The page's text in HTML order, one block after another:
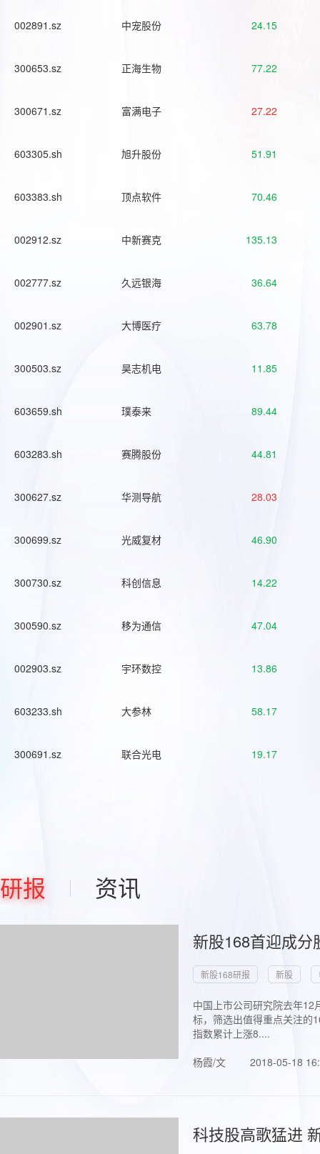
002891.sz 中宠股份 24.15
300653.sz 正海生物 77.22
300671.sz 富满电子 27.22
603305.sh 旭升股份 51.91
603383.sh 顶点软件 70.46
002912.sz 中新赛克 135.13
002777.sz 久远银海 36.64
002901.sz 大博医疗 63.78
300503.sz 昊志机电 11.85
603659.sh 璞泰来 89.44
603283.sh 赛腾股份 44.81
300627.sz 华测导航 28.03
300699.sz 光威复材 46.90
300730.sz 科创信息 14.22
300590.sz 移为通信 47.04
002903.sz 宇环数控 13.86
603233.sh 大参林 58.17
300691.sz 联合光电 19.17
研报 资讯
新股168首迎成
新股168研报 新股
中国上市公司研究院去年
标，筛选出值得重点关注的
指数累计上涨8....
杨霞/文
2018-05-18
科技股高歌猛进